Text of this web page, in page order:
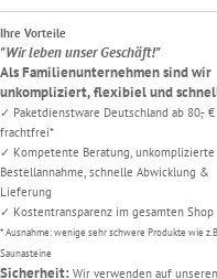
Ihre Vorteile
"Wir leben unser Geschäft!"
Als Familienunternehmen sind wir
unkompliziert, flexibiel und
✓ Paketdienstware Deutschland ab 80,- €
frachtfrei*
✓ Kompetente Beratung, unkomplizierte
Bestellannahme, schnelle Abwicklung &
Lieferung
✓ Kostentransparenz im gesamten Shop
* Ausnahme: wenige sehr schwere Produkte wie
Saunasteine
Sicherheit: Wir verwenden auf unseren